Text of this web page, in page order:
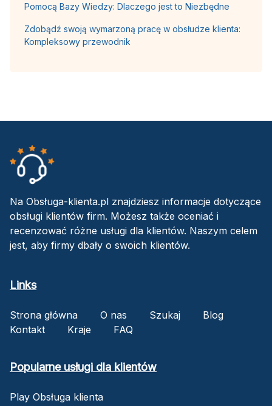
Pomocą Bazy Wiedzy: Dlaczego jest to Niezbędne
Zdobądź swoją wymarzoną pracę w obsłudze klienta:
Kompleksowy przewodnik
Na Obsługa-klienta.pl znajdziesz informacje dotyczące
obsługi klientów firm. Możesz także oceniać i
recenzować różne usługi dla klientów. Naszym celem
jest, aby firmy dbały o swoich klientów.
Links
Strona główna O nas Szukaj
Blog
Kontakt
Kraje FAQ
Popularne usługi dla klientów
Play Obsługa klienta